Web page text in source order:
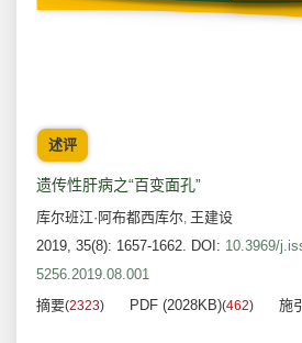
述评
遗传性肝病之“百变面孔”
库尔班江·阿布都西库尔, 王建设
2019, 35(8): 1657-1662. DOI: 10.3969/
5256.2019.08.001
摘要(2323) PDF (2028KB)(462) 施